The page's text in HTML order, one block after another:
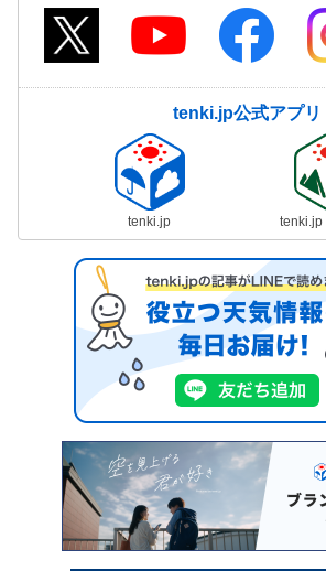
tenki.jp公式アプリ
tenki.jp tenki.jp